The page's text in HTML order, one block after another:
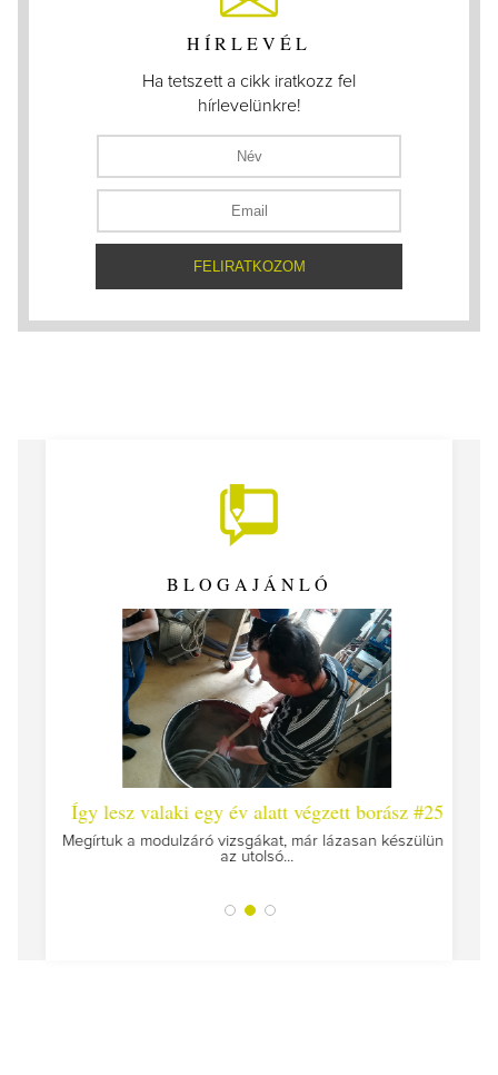
HÍRLEVÉL
Ha tetszett a cikk iratkozz fel
hírlevelünkre!
BLOGAJÁNLÓ
Így lesz valaki egy év alatt végzett borász #25
Megírtuk a modulzáró vizsgákat, már lázasan készülünk
az utolsó...